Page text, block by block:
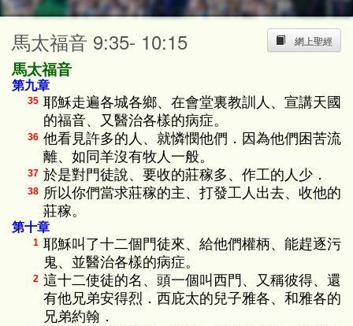
網上聖經
馬太福音 9:35- 10:15
馬太福音
第九章
35 耶穌走遍各城各鄉、在會堂裏教訓人、宣講天國
的福音、又醫治各樣的病症。
36 他看見許多的人、就憐憫他們．因為他們困苦流
離、如同羊沒有牧人一般。
37 於是對門徒說、要收的莊稼多、作工的人少．
38 所以你們當求莊稼的主、打發工人出去、收他的
莊稼。
第十章
1 耶穌叫了十二個門徒來、給他們權柄、能趕逐污
鬼、並醫治各樣的病症。
2 這十二使徒的名、頭一個叫西門、又稱彼得、還
有他兄弟安得烈．西庇太的兒子雅各、和雅各的
兄弟約翰．